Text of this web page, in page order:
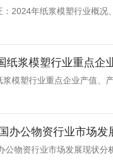
：2024年纸浆模塑行业概
纸浆模塑行业重点企
浆模塑行业重点企业产值、
办公物资行业市场
公物资行业市场发展现状